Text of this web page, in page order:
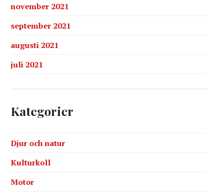
november 2021
september 2021
augusti 2021
juli 2021
Kategorier
Djur och natur
Kulturkoll
Motor